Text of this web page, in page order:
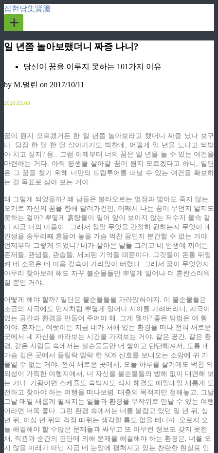
집현담集賢膽
+
일 년쯤 놀아보랬더니 짜증 나니?
당신이 꿈을 이루지 못하는 101가지 이유
by M.멀린 on 2017/10/11
2010.03.03
꿈이 뭔지 모르겠거든 한 일 년쯤 놀아보라고 했더니 짜증 났나 보구
나. 당장 한 달 한 달 살아가기도 벅찬데, 어떻게 일 년을 노냐고 되받
아 치고 싶지? 음.. 그럼 이제부터 너의 꿈은 일 년을 놀 수 있는 여건을
마련하는 거다. 아직 평생을 살아갈 꿈이 뭔지 모르겠다고 하니, 일단
은 그 꿈을 찾기 위해 너만의 드림투어를 떠날 수 있는 여건을 확보하
는 걸 목표로 삼아 보는 거야.
왜 그렇게 되었을까? 왜 남들은 불타오르는 열정과 밟아도 죽지 않는
오기로 자신의 꿈을 향해 달려가건만, 어째서 나는 꿈이 무언지 알지도
못하는 걸까? 뿌옇게 흙탕물이 일어 앞이 보이지 않는 저수지 물속 같
다 지금 너의 마음이.. 그래서 정말 무엇을 간절히 원하는지 무엇이 네
인생을 송두리째 흔들어 놓을 가슴 벅찬 꿈인지 분간할 수 없는 거야.
언제부터 그렇게 되었니? 네가 살아온 날들 그리고 네 인생에 끼어든
존재들, 관념들, 관습들, 세뇌된 기억들 때문이다. 그것들이 온통 뒤엉
켜 네 소원은 네 마음 깊숙이 가라앉아 버렸다. 그래서 꿈이 무엇인지
아무리 찾아보려 해도 자꾸 불순물들만 뿌옇게 일어나 더 혼란스러워
질 뿐인 거야.
어떻게 해야 할까? 일단은 불순물들을 가라앉혀야지. 이 불순물들은
조금의 자극에도 먼지처럼 뿌옇게 일어나 시야를 가려버리니, 자극이
없는 공간과 환경을 만들어 주어야 해. 그게 뭘까? 좋은 방법은 여.행.
이야. 혼자든, 여럿이든 지금 네가 처해 있는 환경을 떠나 전혀 새로운
곳에서 네 자신을 바라보는 시간을 가져보는 거야. 같은 공간, 같은 환
경, 같은 사람들 속에서는 불순물들만 더 쌓이고 단단해져서, 도통 네
가슴 깊은 곳에서 들릴락 말락 한 SOS 신호를 보내오는 소망에 귀 기
울일 수 없는 거야. 전혀 새로운 곳에서, 오늘 하루를 살기에도 벅찬 의
외성이 가득한 여행지에서, 너 자신을 불순물들의 방해 없이 대면해 보
는 거다. 기왕이면 스케쥴도 숙박지도 식사 해결도 매일매일 새롭게 도
전하고 찾아야 하는 여행을 떠나보렴. 대충의 목적지만 정해놓고, 그날
그날 매일 새롭게 펼쳐지는 일들과 환경을 무작위로 만날 수 있는 여행
이라면 더욱 좋다. 그런 환경 속에서는 너를 붙잡고 있던 일 년 뒤, 십
년 뒤, 이십 년 뒤의 걱정 따위는 생각할 틈도 없을 테니까. 오로지 오
늘 해결해야 할 수많은 문제들과 싸우고 또 아무런 정보도 갖지 못한
채, 직관과 순간의 판단에 의해 문제를 해결해야 하는 환경은, 너를 오
지 않을 미래가 아닌 지금 네 눈앞에 펼쳐지고 있는 찬란한 현실로 인